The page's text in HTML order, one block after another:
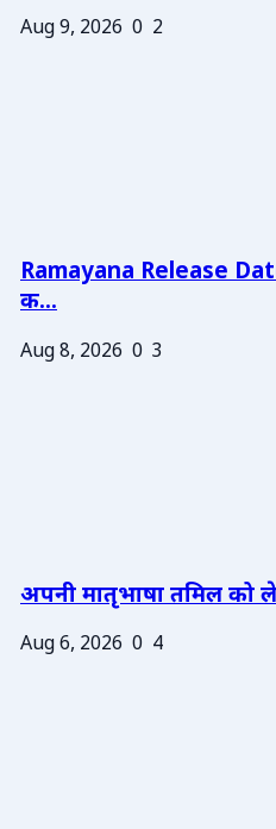
Aug 9, 2026 0 2
Ramayana Release
क...
Aug 8, 2026 0 3
अपनी मातृभाषा तमिल को
Aug 6, 2026 0 4